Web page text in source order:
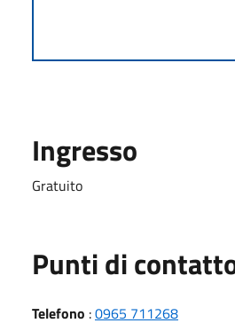
Ingresso
Gratuito
Punti di
Telefono :0965 711268